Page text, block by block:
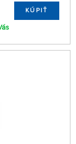
KÚPIŤ